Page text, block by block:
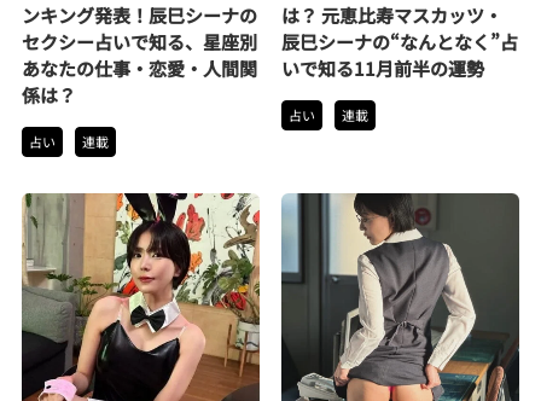
ンキング発表！辰巳シーナの
セクシー占いで知る、星座別
あなたの仕事・恋愛・人間関
係は？
占い 連載
は？ 元恵比寿マスカッツ・
辰巳シーナの“なんとなく”占
いで知る11月前半の運勢
占い 連載